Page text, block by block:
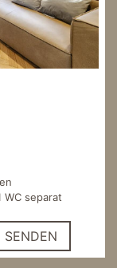
WC separat
SENDEN